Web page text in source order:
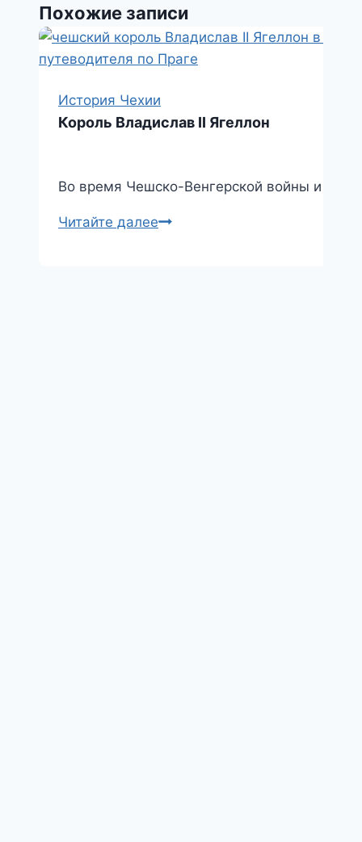
pu
a
s
а
в
и
Похожие записи
История Чехии
Король Владислав II Ягеллон
Во время Чешско-Венгерской войны и в
Читайте далееКороль